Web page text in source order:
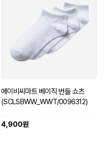
에이비씨마트 베이직 번들 쇼츠
(SCLSBWW_WWT/0096312)
4,900원